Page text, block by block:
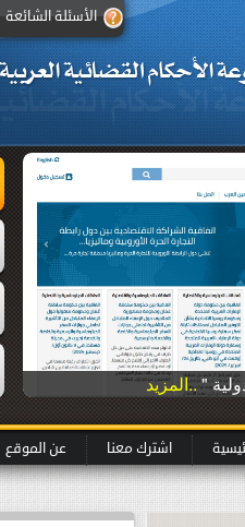
الأسئلة الشائعة
"..المزيد
اشترك معنا عن الموقع